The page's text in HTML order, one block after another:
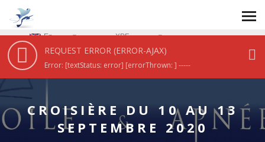
En XPF
HOME/ CROISIÈRE DU 10 AU 13 SEPTEMBRE 2020
CROISIÈRE DU 10 AU 13
SEPTEMBRE 2020
REQUEST ERROR (ERROR-AJAX)
Error: [textStatus: error] [errorThrown: ] -----